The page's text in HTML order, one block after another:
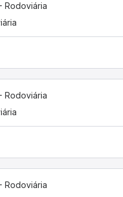
Rodoviária
Rodoviária
Rodoviária